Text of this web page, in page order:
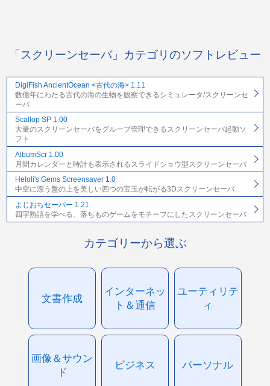
「スクリーンセーバ」カテゴリのソフトレビュー
DigiFish AncientOcean <古代の海> 1.11
数億年にわたる古代の海の生物を観察できるシミュレータ/スクリーンセ
ーバ
Scallop SP 1.00
大量のスクリーンセーバをグループ管理できるスクリーンセーバ起動ソ
フト
AlbumScr 1.00
月間カレンダーと時計も表示されるスライドショウ型スクリーンセーバ
Heloli's Gems Screensaver 1.0
中空に漂う盤の上を美しい四つの宝玉が転がる3Dスクリーンセーバ
よじおちセーバー 1.21
四字熟語を学べる、落ちものゲームをモチーフにしたスクリーンセーバ
カテゴリーから選ぶ
文書作成
インターネッ
ト＆通信
ユーティリテ
ィ
画像＆サウン
ド
ビジネス パーソナル